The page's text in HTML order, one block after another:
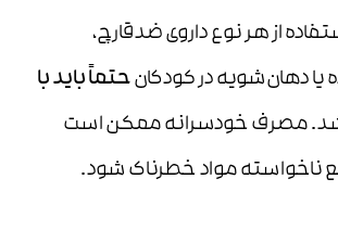
از هر نوع داروی ضدقارچ،
دهان‌شویه در کودکانحتماً باید با
مصرف خودسرانه ممکن است
ناخواسته مواد خطرناک شود.